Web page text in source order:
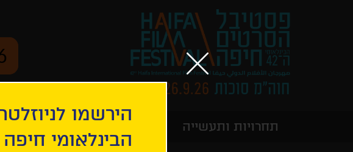
תחרויות ותעשייה
הירשמו
הבינלאומי חיפה